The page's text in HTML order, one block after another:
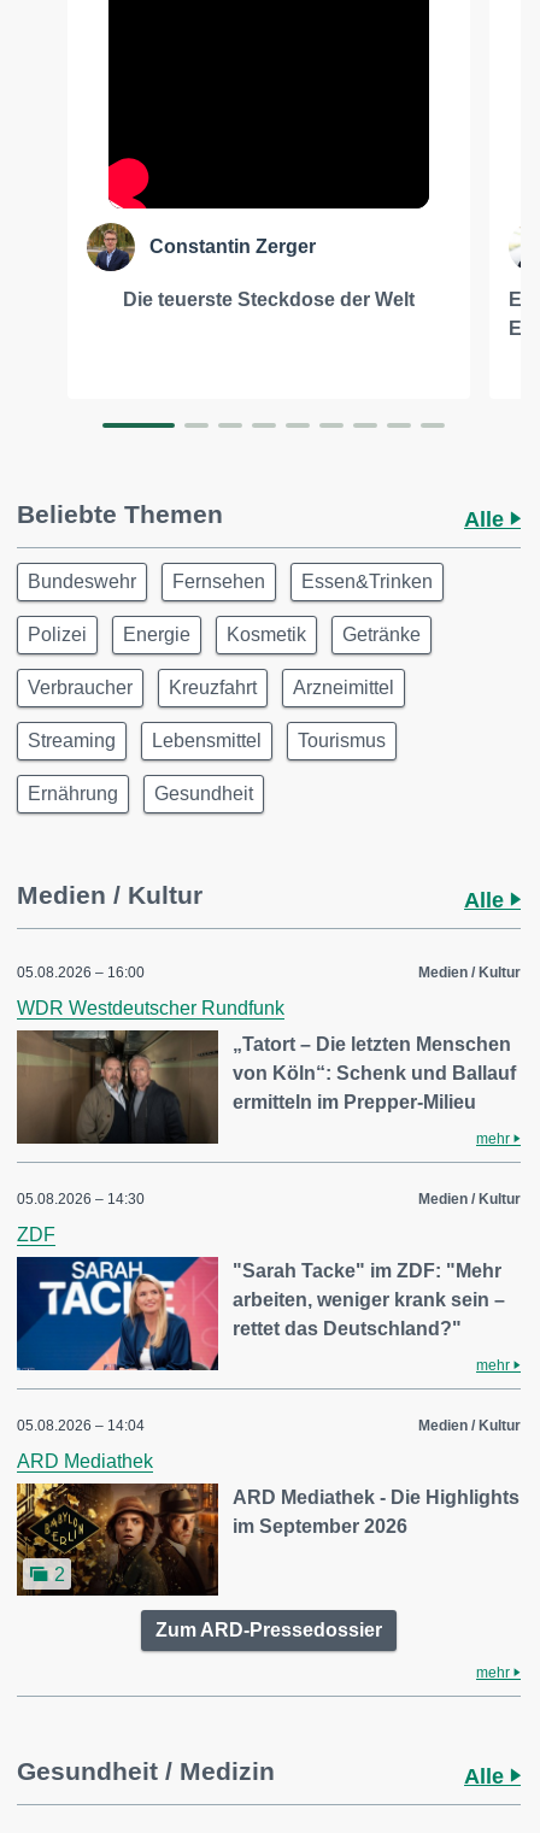
Constantin Zerger
Die teuerste Steckdose der Welt
Beliebte Themen Alle
Bundeswehr Fernsehen Essen&Trinken
Polizei Energie Kosmetik Getränke
Verbraucher Kreuzfahrt Arzneimittel
Streaming Lebensmittel Tourismus
Ernährung Gesundheit
Medien / Kultur Alle
05.08.2026 – 16:00 Medien / Kultur
WDR Westdeutscher Rundfunk
„Tatort – Die letzten Menschen
von Köln“: Schenk und Ballauf
ermitteln im Prepper-Milieu
mehr
05.08.2026 – 14:30 Medien / Kultur
ZDF
"Sarah Tacke" im ZDF: "Mehr
arbeiten, weniger krank sein –
rettet das Deutschland?"
mehr
05.08.2026 – 14:04 Medien / Kultur
ARD Mediathek
2
ARD Mediathek - Die Highlights
im September 2026
Zum ARD-Pressedossier
mehr
Gesundheit / Medizin Alle